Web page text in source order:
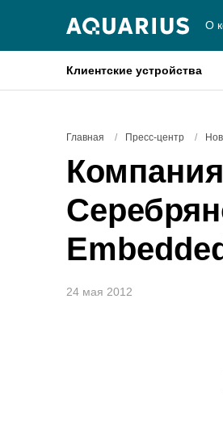
О
Клиентские устройства
Главная / Пресс-центр /
24 мая 2012